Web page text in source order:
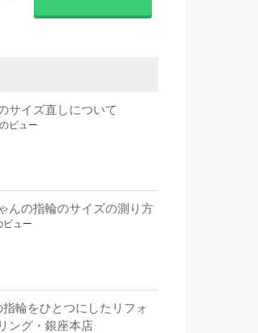
サイズ直しについて
ビュー
んの指輪のサイズの測り方
ビュー
指輪をひとつにしたリフォ
ング・銀座本店